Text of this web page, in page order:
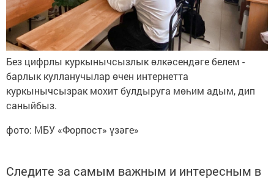
Без цифрлы куркынычсызлык өлкәсендәге белем -
барлык кулланучылар өчен интернетта
куркынычсызрак мохит булдыруга мөһим адым, дип
саныйбыз.
фото: МБУ «Форпост» үзәге»
Следите за самым важным и интересным в